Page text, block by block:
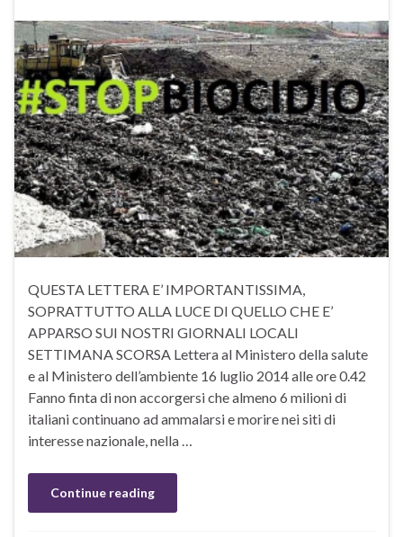
QUESTA LETTERA E’ IMPORTANTISSIMA,
SOPRATTUTTO ALLA LUCE DI QUELLO CHE E’
APPARSO SUI NOSTRI GIORNALI LOCALI
SETTIMANA SCORSA Lettera al Ministero della salute
e al Ministero dell’ambiente 16 luglio 2014 alle ore 0.42
Fanno finta di non accorgersi che almeno 6 milioni di
italiani continuano ad ammalarsi e morire nei siti di
interesse nazionale, nella …
Continue reading